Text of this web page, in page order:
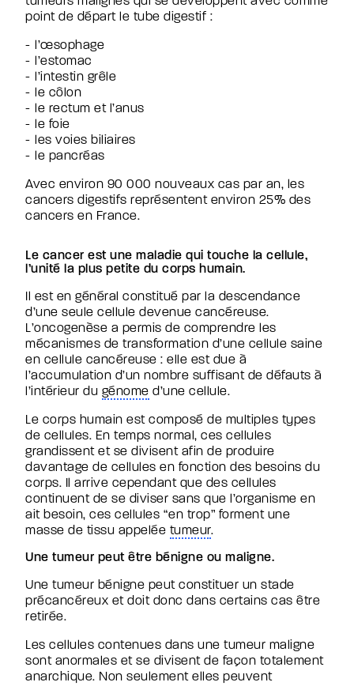
Les bases de données ARCAD
Newsroom
Actualités
Presse
Webconférences
Événements sportifs
Podcasts
Hackathon
Agir avec nous
Pourquoi donner ?
J’agis en tant que particulier
In memoriam
Faire un don
Healthcare Professionnals
point de départ le tube digestif :
l’œsophage
l’estomac
l’intestin grêle
le côlon
le rectum et l’anus
le foie
les voies biliaires
le pancréas
Avec environ 90 000 nouveaux cas par an, les
cancers digestifs représentent environ 25% des
cancers en France.
Le cancer est une maladie qui touche la cellule,
l’unité la plus petite du corps humain.
Il est en général constitué par la descendance
d’une seule cellule devenue cancéreuse.
L’oncogenèse a permis de comprendre les
mécanismes de transformation d’une cellule saine
en cellule cancéreuse : elle est due à
l’accumulation d’un nombre suffisant de défauts à
l’intérieur du génome d’une cellule.
Le corps humain est composé de multiples types
de cellules. En temps normal, ces cellules
grandissent et se divisent afin de produire
davantage de cellules en fonction des besoins du
corps. Il arrive cependant que des cellules
continuent de se diviser sans que l’organisme en
ait besoin, ces cellules “en trop” forment une
masse de tissu appelée tumeur.
Une tumeur peut être bénigne ou maligne.
Une tumeur bénigne peut constituer un stade
précancéreux et doit donc dans certains cas être
retirée.
Les cellules contenues dans une tumeur maligne
sont anormales et se divisent de façon totalement
anarchique. Non seulement elles peuvent